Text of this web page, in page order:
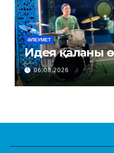
ӘЛЕУМЕТ
Идея қаланы
06.08.2026